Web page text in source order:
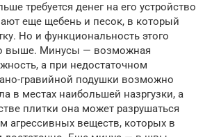
требуется денег на его устройство
еще щебень и песок, в который
Но и функциональность этого
выше. Минусы — возможная
а при недостаточном
гравийной подушки возможно
в местах наибольшей назргузки, а
плитки она может разрушаться
агрессивных веществ, которых в